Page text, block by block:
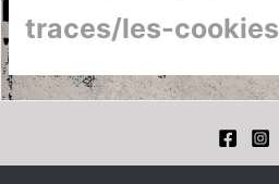
traces/les-cookies